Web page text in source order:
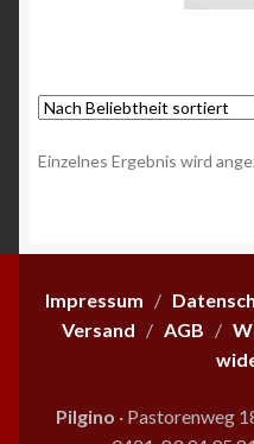
Einzelnes Ergebnis wird
Impressum /
Versand / AGB /
Pilgino · Pastorenweg